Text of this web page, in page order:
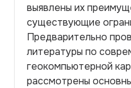
выявлены их
существующие
Предварительно
литературы по
геокомпьютерной
рассмотрены